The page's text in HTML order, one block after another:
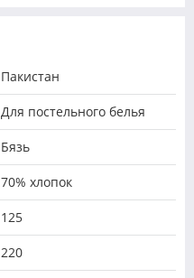
Пакистан
Для постельного белья
Бязь
70% хлопок
125
220